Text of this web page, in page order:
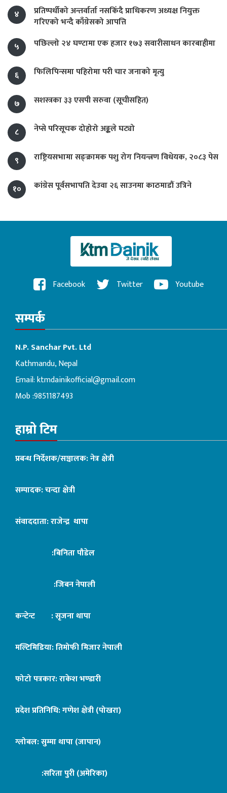
४
प्रतिष्पर्धीको अन्तर्वार्ता नसकिँदै प्राधिकरण अध्यक्ष नियुक्त
गरिएको भन्दै काँग्रेसको आपत्ति
५
पछिल्लो २४ घण्टामा एक हजार १७३ सवारीसाधन कारबाहीमा
६ फिलिपिन्समा पहिरोमा परी चार जनाको मृत्यु
७ सशस्त्रका ३३ एसपी सरुवा (सूचीसहित)
८ नेप्से परिसूचक दोहोरो अङ्कले घट्यो
९ राष्ट्रियसभामा सङ्क्रामक पशु रोग नियन्त्रण विधेयक, २०८३ पेस
१० कांग्रेस पूर्वसभापति देउवा २६ साउनमा काठमाडौं उत्रिने
Facebook Twitter Youtube
सम्पर्क
N.P. Sanchar Pvt. Ltd
Kathmandu, Nepal
Email:ktmdainikofficial@gmail.com
Mob :9851187493
हाम्रो टिम
प्रबन्ध निर्देशक/सञ्चालक: नेत्र क्षेत्री
सम्पादक: चन्दा क्षेत्री
संवाददाता: राजेन्द्र थापा
:बिनिता पौडेल
:जिबन नेपाली
कन्टेन्ट : सृजना थापा
मल्टिमिडिया: तिमोफी मिजार नेपाली
फोटो पत्रकार: राकेश भण्डारी
प्रदेश प्रतिनिधि: गणेश क्षेत्री (पोखरा)
ग्लोबल: सुम्मा थापा (जापान)
:सरिता पुरी (अमेरिका)